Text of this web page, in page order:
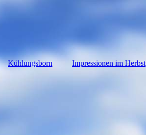
Kühlungsborn Impressionen im Herbst